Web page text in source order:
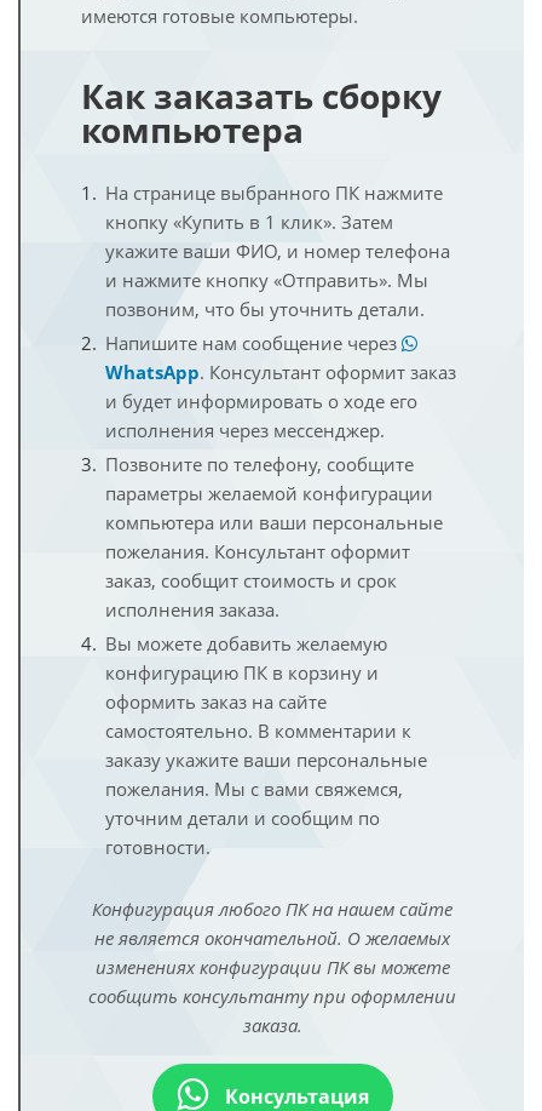
имеются готовые компьютеры.
Как заказать сборку
компьютера
На странице выбранного ПК нажмите
кнопку «Купить в 1 клик». Затем
укажите ваши ФИО, и номер телефона
и нажмите кнопку «Отправить». Мы
позвоним, что бы уточнить детали.
Напишите нам сообщение через
WhatsApp. Консультант оформит заказ
и будет информировать о ходе его
исполнения через мессенджер.
Позвоните по телефону, сообщите
параметры желаемой конфигурации
компьютера или ваши персональные
пожелания. Консультант оформит
заказ, сообщит стоимость и срок
исполнения заказа.
Вы можете добавить желаемую
конфигурацию ПК в корзину и
оформить заказ на сайте
самостоятельно. В комментарии к
заказу укажите ваши персональные
пожелания. Мы с вами свяжемся,
уточним детали и сообщим по
готовности.
Конфигурация любого ПК на нашем сайте
не является окончательной. О желаемых
изменениях конфигурации ПК вы можете
сообщить консультанту при оформлении
заказа.
Консультация